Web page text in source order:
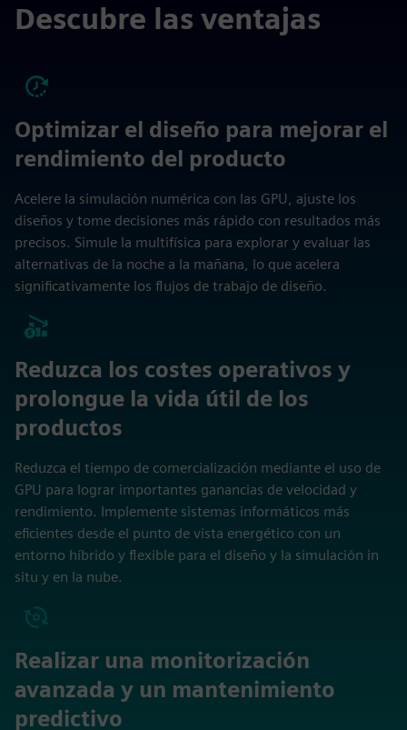
Descubre las ventajas
Optimizar el diseño para mejorar el
rendimiento del producto
Acelere la simulación numérica con las GPU, ajuste los
diseños y tome decisiones más rápido con resultados más
precisos. Simule la multifísica para explorar y evaluar las
alternativas de la noche a la mañana, lo que acelera
significativamente los flujos de trabajo de diseño.
Reduzca los costes operativos y
prolongue la vida útil de los
productos
Reduzca el tiempo de comercialización mediante el uso de
GPU para lograr importantes ganancias de velocidad y
rendimiento. Implemente sistemas informáticos más
eficientes desde el punto de vista energético con un
entorno híbrido y flexible para el diseño y la simulación in
situ y en la nube.
Realizar una monitorización
avanzada y un mantenimiento
predictivo